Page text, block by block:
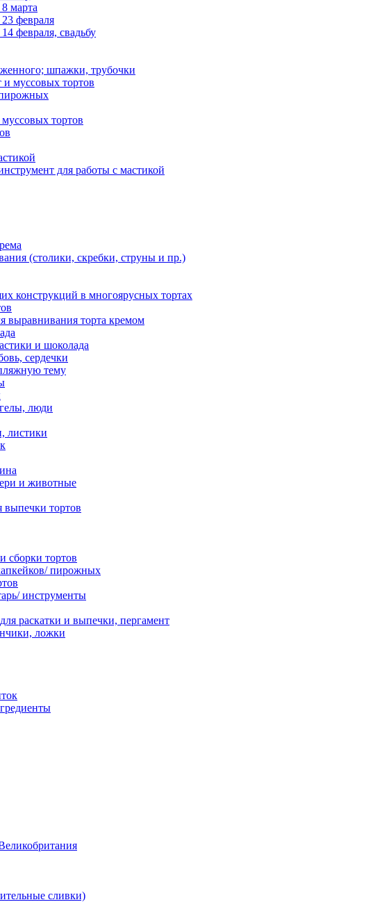
марта
февраля
февраля, свадьбу
шпажки, трубочки
муссовых тортов
тортов
для работы с мастикой
(столики, скребки, струны и пр.)
конструкций в многоярусных тортах
выравнивания торта кремом
и шоколада
сердечки
тему
люди
листики
и животные
тортов
сборки тортов
пирожных
инструменты
раскатки и выпечки, пергамент
ложки
сливки)